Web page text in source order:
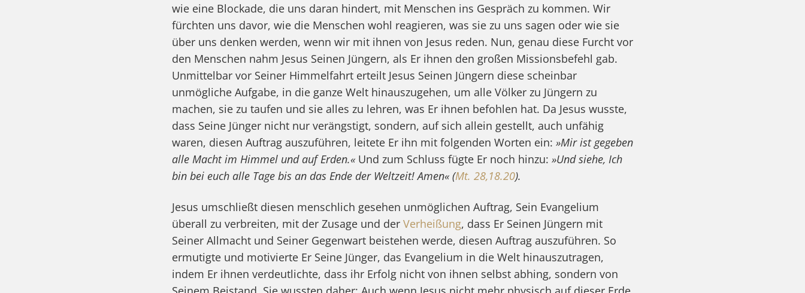
wie eine Blockade, die uns daran hindert, mit Menschen ins Gespräch zu kommen. Wir
fürchten uns davor, wie die Menschen wohl reagieren, was sie zu uns sagen oder wie sie
über uns denken werden, wenn wir mit ihnen von Jesus reden. Nun, genau diese Furcht vor
den Menschen nahm Jesus Seinen Jüngern, als Er ihnen den großen Missionsbefehl gab.
Unmittelbar vor Seiner Himmelfahrt erteilt Jesus Seinen Jüngern diese scheinbar
unmögliche Aufgabe, in die ganze Welt hinauszugehen, um alle Völker zu Jüngern zu
machen, sie zu taufen und sie alles zu lehren, was Er ihnen befohlen hat. Da Jesus wusste,
dass Seine Jünger nicht nur verängstigt, sondern, auf sich allein gestellt, auch unfähig
waren, diesen Auftrag auszuführen, leitete Er ihn mit folgenden Worten ein: »Mir ist gegeben
alle Macht im Himmel und auf Erden.«Und zum Schluss fügte Er noch hinzu: »Und siehe, Ich
bin bei euch alle Tage bis an das Ende der Weltzeit! Amen« (Mt. 28,18.20).
Jesus umschließt diesen menschlich gesehen unmöglichen Auftrag, Sein Evangelium
überall zu verbreiten, mit der Zusage und der Verheißung, dass Er Seinen Jüngern mit
Seiner Allmacht und Seiner Gegenwart beistehen werde, diesen Auftrag auszuführen. So
ermutigte und motivierte Er Seine Jünger, das Evangelium in die Welt hinauszutragen,
indem Er ihnen verdeutlichte, dass ihr Erfolg nicht von ihnen selbst abhing, sondern von